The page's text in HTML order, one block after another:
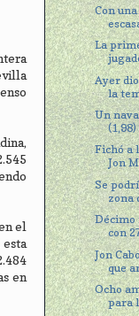
el
en
Con
La
Ayer
la
Un
Fichó a
Jon
Se
zona
Décimo
con
Jon
que
Ocho
para